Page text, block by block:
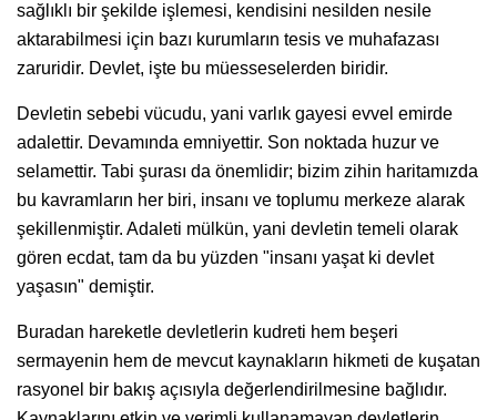
sağlıklı bir şekilde işlemesi, kendisini nesilden nesile
aktarabilmesi için bazı kurumların tesis ve muhafazası
zaruridir. Devlet, işte bu müesseselerden biridir.
Devletin sebebi vücudu, yani varlık gayesi evvel emirde
adalettir. Devamında emniyettir. Son noktada huzur ve
selamettir. Tabi şurası da önemlidir; bizim zihin haritamızda
bu kavramların her biri, insanı ve toplumu merkeze alarak
şekillenmiştir. Adaleti mülkün, yani devletin temeli olarak
gören ecdat, tam da bu yüzden "insanı yaşat ki devlet
yaşasın" demiştir.
Buradan hareketle devletlerin kudreti hem beşeri
sermayenin hem de mevcut kaynakların hikmeti de kuşatan
rasyonel bir bakış açısıyla değerlendirilmesine bağlıdır.